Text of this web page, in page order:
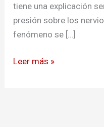
tiene una explicación
presión sobre los
fenómeno se […]
Leer más »